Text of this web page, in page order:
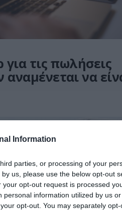
Information
parties, or processing of your
us, please use the below opt-out
opt-out request is processed
information utilized by us
opt-out. You may separately
για τις πωλήσεις
να